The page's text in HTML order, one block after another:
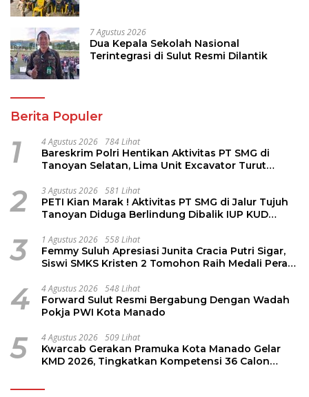
7 Agustus 2026
Dua Kepala Sekolah Nasional
Terintegrasi di Sulut Resmi Dilantik
Berita Populer
1 4 Agustus 2026 784 Lihat
Bareskrim Polri Hentikan Aktivitas PT SMG di
Tanoyan Selatan, Lima Unit Excavator Turut
2 3 Agustus 2026 581 Lihat
PETI Kian Marak ! Aktivitas PT SMG di Jalur Tujuh
Tanoyan Diduga Berlindung Dibalik IUP KUD
3 1 Agustus 2026 558 Lihat
Femmy Suluh Apresiasi Junita Cracia Putri Sigar,
Siswi SMKS Kristen 2 Tomohon Raih Medali Perak
4 4 Agustus 2026 548 Lihat
Forward Sulut Resmi Bergabung Dengan Wadah
Pokja PWI Kota Manado
5 4 Agustus 2026 509 Lihat
Kwarcab Gerakan Pramuka Kota Manado Gelar
KMD 2026, Tingkatkan Kompetensi 36 Calon